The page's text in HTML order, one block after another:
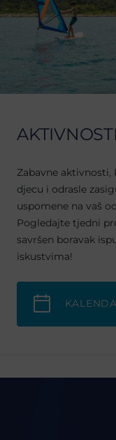
AKTIVNOSTI
Zabavne
djecu i odrasle
uspomene na vaš
Pogledajte tjedni
savršen boravak
iskustvima!